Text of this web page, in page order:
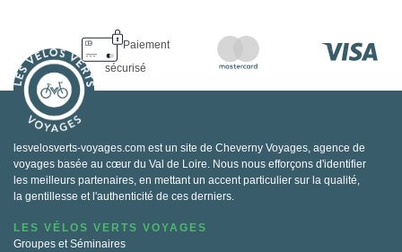
Paiement
sécurisé
lesvelosverts-voyages.com est un site de Cheverny Voyages, agence de
voyages basée au cœur du Val de Loire. Nous nous efforçons d'identifier
les meilleurs partenaires, en mettant un accent particulier sur la qualité,
la gentillesse et l'authenticité de ces derniers.
LES VÉLOS VERTS VOYAGES
Groupes et Séminaires